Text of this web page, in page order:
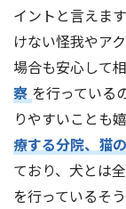
イントと言えます
けない怪我やア
場合も安心して
察 を行っている
りやすいことも
療する分院、猫
ており、犬とは
を行っているそ